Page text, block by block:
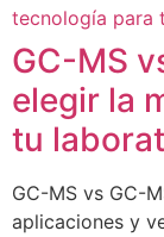
GC-MS
elegir la
tu
GC-MS vs GC-
aplicaciones y